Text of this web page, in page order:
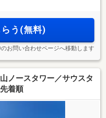
う(無料)
のお問い合わせページへ移動します
ノースタワー／サウスタ
着順